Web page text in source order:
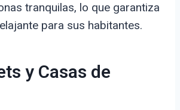
tranquilas, lo que garantiza
para sus habitantes.
y Casas de